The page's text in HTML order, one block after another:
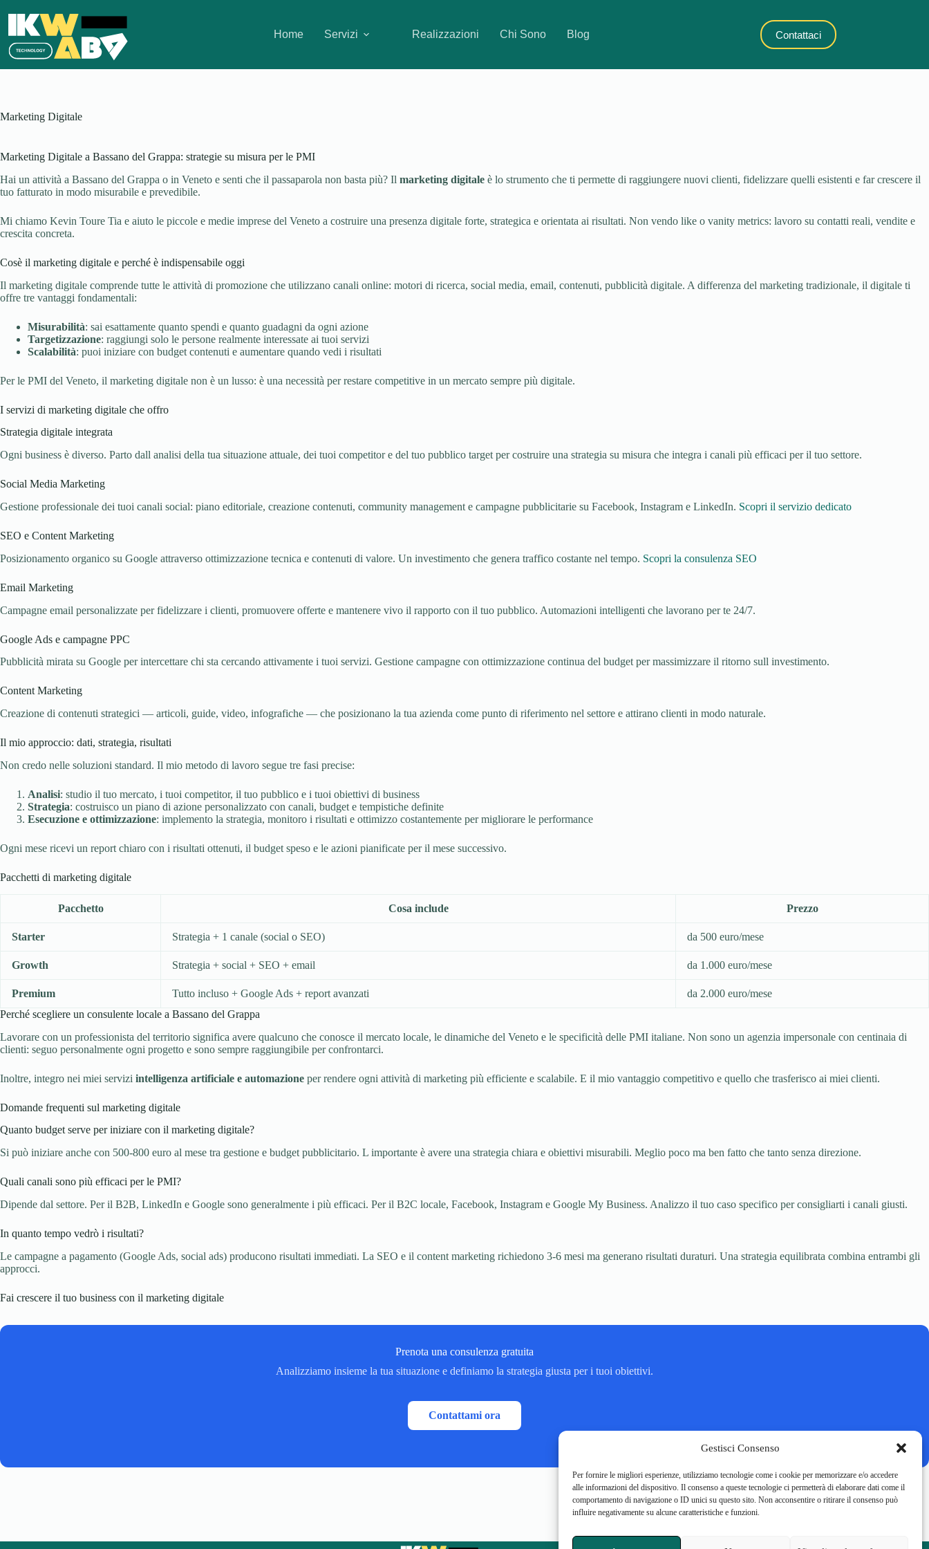
Gestisci Consenso
Per fornire le migliori esperienze, utilizziamo tecnologie come i cookie per memorizzare e/o accedere
alle informazioni del dispositivo. Il consenso a queste tecnologie ci permetterà di elaborare dati come il
comportamento di navigazione o ID unici su questo sito. Non acconsentire o ritirare il consenso può
influire negativamente su alcune caratteristiche e funzioni.
contenuto
Home Servizi Realizzazioni Chi Sono Blog Contattaci
Marketing Digitale
Marketing Digitale a Bassano del Grappa: strategie su misura per le PMI
Hai un attività a Bassano del Grappa o in Veneto e senti che il passaparola non basta più? Il marketing digitale è lo strumento che ti permette di raggiungere nuovi clienti, fidelizzare quelli esistenti e far crescere il
tuo fatturato in modo misurabile e prevedibile.
Mi chiamo Kevin Toure Tia e aiuto le piccole e medie imprese del Veneto a costruire una presenza digitale forte, strategica e orientata ai risultati. Non vendo like o vanity metrics: lavoro su contatti reali, vendite e
crescita concreta.
Cosè il marketing digitale e perché è indispensabile oggi
Il marketing digitale comprende tutte le attività di promozione che utilizzano canali online: motori di ricerca, social media, email, contenuti, pubblicità digitale. A differenza del marketing tradizionale, il digitale ti
offre tre vantaggi fondamentali:
Misurabilità: sai esattamente quanto spendi e quanto guadagni da ogni azione
Targetizzazione: raggiungi solo le persone realmente interessate ai tuoi servizi
Scalabilità: puoi iniziare con budget contenuti e aumentare quando vedi i risultati
Per le PMI del Veneto, il marketing digitale non è un lusso: è una necessità per restare competitive in un mercato sempre più digitale.
I servizi di marketing digitale che offro
Strategia digitale integrata
Ogni business è diverso. Parto dall analisi della tua situazione attuale, dei tuoi competitor e del tuo pubblico target per costruire una strategia su misura che integra i canali più efficaci per il tuo settore.
Social Media Marketing
Gestione professionale dei tuoi canali social: piano editoriale, creazione contenuti, community management e campagne pubblicitarie su Facebook, Instagram e LinkedIn. Scopri il servizio dedicato
SEO e Content Marketing
Posizionamento organico su Google attraverso ottimizzazione tecnica e contenuti di valore. Un investimento che genera traffico costante nel tempo. Scopri la consulenza SEO
Email Marketing
Campagne email personalizzate per fidelizzare i clienti, promuovere offerte e mantenere vivo il rapporto con il tuo pubblico. Automazioni intelligenti che lavorano per te 24/7.
Google Ads e campagne PPC
Pubblicità mirata su Google per intercettare chi sta cercando attivamente i tuoi servizi. Gestione campagne con ottimizzazione continua del budget per massimizzare il ritorno sull investimento.
Content Marketing
Creazione di contenuti strategici — articoli, guide, video, infografiche — che posizionano la tua azienda come punto di riferimento nel settore e attirano clienti in modo naturale.
Il mio approccio: dati, strategia, risultati
Non credo nelle soluzioni standard. Il mio metodo di lavoro segue tre fasi precise:
Analisi: studio il tuo mercato, i tuoi competitor, il tuo pubblico e i tuoi obiettivi di business
Strategia: costruisco un piano di azione personalizzato con canali, budget e tempistiche definite
Esecuzione e ottimizzazione: implemento la strategia, monitoro i risultati e ottimizzo costantemente per migliorare le performance
Ogni mese ricevi un report chiaro con i risultati ottenuti, il budget speso e le azioni pianificate per il mese successivo.
Pacchetti di marketing digitale
Pacchetto Cosa include Prezzo
Starter Strategia + 1 canale (social o SEO) da 500 euro/mese
Growth Strategia + social + SEO + email da 1.000 euro/mese
Premium Tutto incluso + Google Ads + report avanzati
da 2.000 euro/mese
Perché scegliere un consulente locale a Bassano del Grappa
Lavorare con un professionista del territorio significa avere qualcuno che conosce il mercato locale, le dinamiche del Veneto e le specificità delle PMI italiane. Non sono un agenzia impersonale con centinaia di
clienti: seguo personalmente ogni progetto e sono sempre raggiungibile per confrontarci.
Inoltre, integro nei miei servizi intelligenza artificiale e automazione per rendere ogni attività di marketing più efficiente e scalabile. E il mio vantaggio competitivo e quello che trasferisco ai miei clienti.
Domande frequenti sul marketing digitale
Quanto budget serve per iniziare con il marketing digitale?
Si può iniziare anche con 500-800 euro al mese tra gestione e budget pubblicitario. L importante è avere una strategia chiara e obiettivi misurabili. Meglio poco ma ben fatto che tanto senza direzione.
Quali canali sono più efficaci per le PMI?
Dipende dal settore. Per il B2B, LinkedIn e Google sono generalmente i più efficaci. Per il B2C locale, Facebook, Instagram e Google My Business. Analizzo il tuo caso specifico per consigliarti i canali giusti.
In quanto tempo vedrò i risultati?
Le campagne a pagamento (Google Ads, social ads) producono risultati immediati. La SEO e il content marketing richiedono 3-6 mesi ma generano risultati duraturi. Una strategia equilibrata combina entrambi gli
approcci.
Fai crescere il tuo business con il marketing digitale
Prenota una consulenza gratuita
Analizziamo insieme la tua situazione e definiamo la strategia giusta per i tuoi obiettivi.
Contattami ora